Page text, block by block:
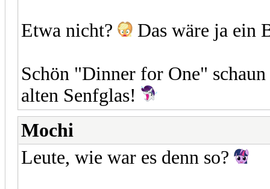
Etwa nicht? Das wäre ja ein
Schön "Dinner for One"
alten Senfglas!
Mochi
Leute, wie war es denn so?